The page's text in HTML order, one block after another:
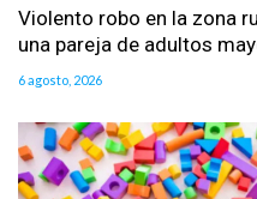
Violento robo en la zona
una pareja de adultos
6 agosto, 2026